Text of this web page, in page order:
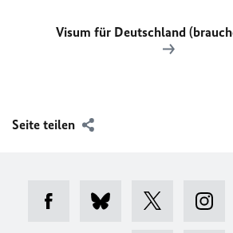
Visum für Deutschland
Seite teilen